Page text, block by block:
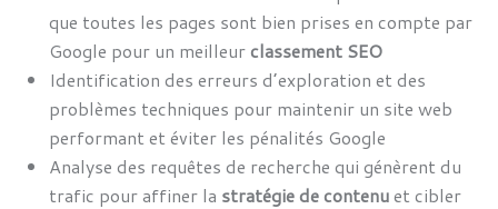
que toutes les pages sont bien prises en compte par
Google pour un meilleur classement SEO
Identification des erreurs d’exploration et des
problèmes techniques pour maintenir un site web
performant et éviter les pénalités Google
Analyse des requêtes de recherche qui génèrent du
trafic pour affiner la stratégie de contenuet cibler